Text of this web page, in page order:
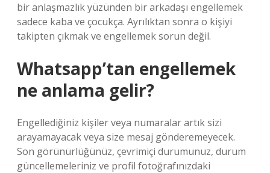
bir anlaşmazlık yüzünden bir arkadaşı engellemek
sadece kaba ve çocukça. Ayrılıktan sonra o kişiyi
takipten çıkmak ve engellemek sorun değil.
Whatsapp’tan engellemek
ne anlama gelir?
Engellediğiniz kişiler veya numaralar artık sizi
arayamayacak veya size mesaj gönderemeyecek.
Son görünürlüğünüz, çevrimiçi durumunuz, durum
güncellemeleriniz ve profil fotoğrafınızdaki